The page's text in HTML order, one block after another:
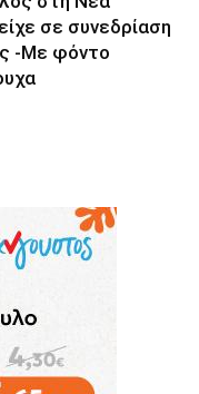
σε συνεδρίαση
-Με φόντο